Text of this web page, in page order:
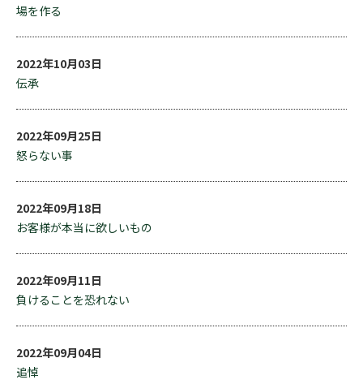
場を作る
2022年10月03日
伝承
2022年09月25日
怒らない事
2022年09月18日
お客様が本当に欲しいもの
2022年09月11日
負けることを恐れない
2022年09月04日
追悼